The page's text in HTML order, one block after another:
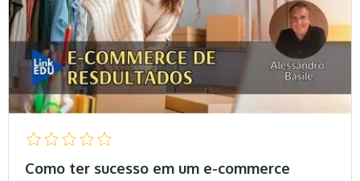
Como ter sucesso em um e-commerce